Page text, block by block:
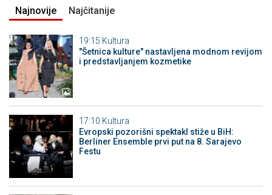
Najnovije Najčitanije
19:15 Kultura
"Šetnica kulture" nastavljena modnom revijom
i predstavljanjem kozmetike
17:10 Kultura
Evropski pozorišni spektakl stiže u BiH:
Berliner Ensemble prvi put na 8. Sarajevo
Festu